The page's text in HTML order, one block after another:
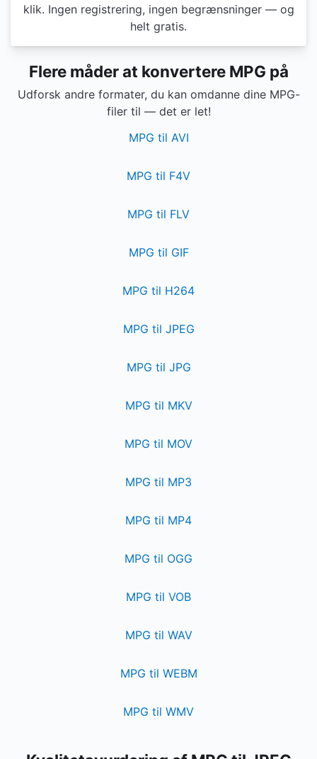
klik. Ingen registrering, ingen begrænsninger — og
helt gratis.
Flere måder at konvertere MPG på
Udforsk andre formater, du kan omdanne dine MPG-
filer til — det er let!
MPG til AVI
MPG til F4V
MPG til FLV
MPG til GIF
MPG til H264
MPG til JPEG
MPG til JPG
MPG til MKV
MPG til MOV
MPG til MP3
MPG til MP4
MPG til OGG
MPG til VOB
MPG til WAV
MPG til WEBM
MPG til WMV